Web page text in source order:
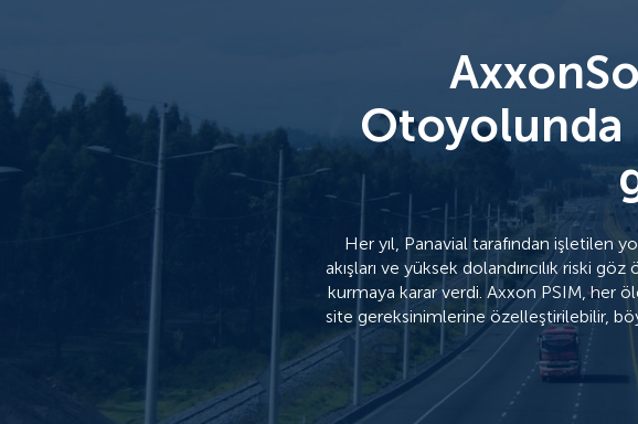
Otoyolunda
Her yıl, Panavial tarafından işletilen
akışları ve yüksek dolandırıcılık riski
kurmaya karar verdi. Axxon PSIM, her
site gereksinimlerine özelleştirilebilir,